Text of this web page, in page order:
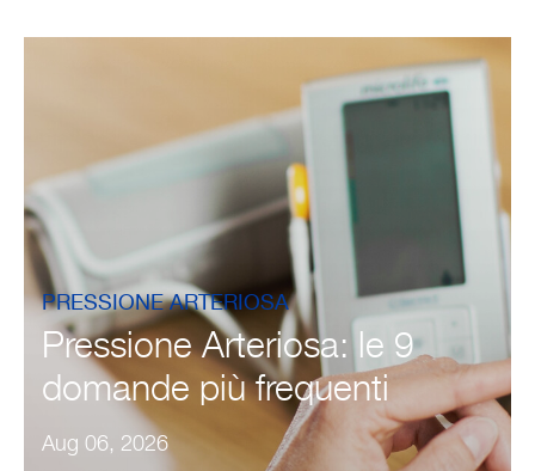
PRESSIONE ARTERIOSA
Pressione Arteriosa: le 9
domande più frequenti
Aug 06, 2026